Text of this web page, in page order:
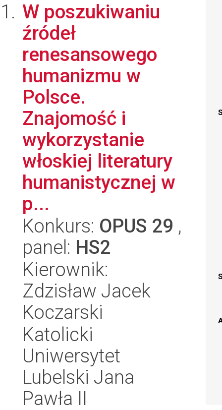
W poszukiwaniu
źródeł
renesansowego
humanizmu w
Polsce.
Znajomość i
wykorzystanie
włoskiej literatury
humanistycznej w
p...
Konkurs: OPUS 29 ,
panel: HS2
Kierownik:
Zdzisław Jacek
Koczarski
Katolicki
Uniwersytet
Lubelski Jana
Pawła II